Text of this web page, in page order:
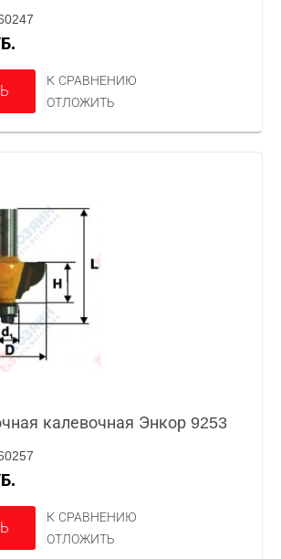
К СРАВНЕНИЮ
ОТЛОЖИТЬ
калевочная Энкор 9253
К СРАВНЕНИЮ
ОТЛОЖИТЬ